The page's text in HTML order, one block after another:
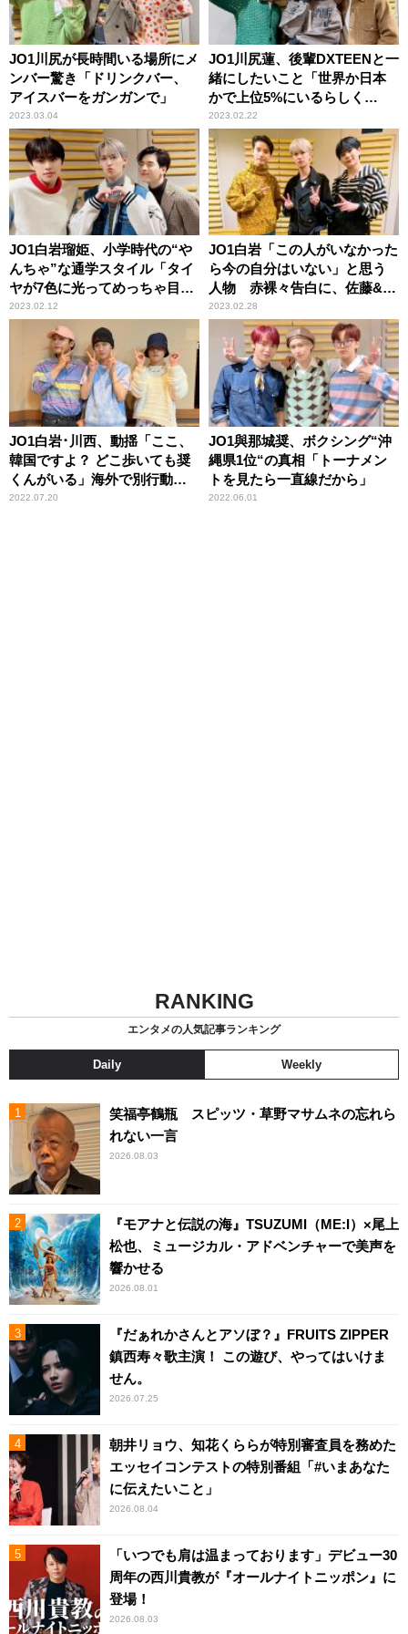
JO1川尻が長時間いる場所にメ
ンバー驚き「ドリンクバー、
アイスバーをガンガンで」
2023.03.04
JO1川尻蓮、後輩DXTEENと一
緒にしたいこと「世界か日本
かで上位5%にいるらしく
て！」
2023.02.22
JO1白岩瑠姫、小学時代の“や
んちゃ”な通学スタイル「タイ
ヤが7色に光ってめっちゃ目立
つのよ！」
2023.02.12
JO1白岩「この人がいなかった
ら今の自分はいない」と思う
人物 赤裸々告白に、佐藤&豆
原「おおー！！」
2023.02.28
JO1白岩･川西、動揺「ここ、
韓国ですよ？ どこ歩いても奨
くんがいる」海外で別行動し
ても與那城奨と遭遇
2022.07.20
JO1與那城奨、ボクシング“沖
縄県1位“の真相「トーナメン
トを見たら一直線だから」
2022.06.01
RANKING
エンタメの人気記事ランキング
Daily Weekly
笑福亭鶴瓶 スピッツ・草野マサムネの忘れら
れない一言
2026.08.03
『モアナと伝説の海』TSUZUMI（ME:I）×尾上
松也、ミュージカル・アドベンチャーで美声を
響かせる
2026.08.01
『だぁれかさんとアソぼ？』FRUITS ZIPPER
鎮西寿々歌主演！ この遊び、やってはいけま
せん。
2026.07.25
朝井リョウ、知花くららが特別審査員を務めた
エッセイコンテストの特別番組「#いまあなた
に伝えたいこと」
2026.08.04
「いつでも肩は温まっております」デビュー30
周年の西川貴教が『オールナイトニッポン』に
登場！
2026.08.03